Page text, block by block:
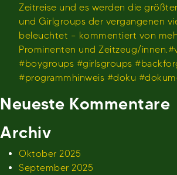
Zeitreise und es werden die
und Girlgroups der vergangenen
beleuchtet – kommentiert von
Prominenten und Zeitzeug/
#boygroups #girlsgroups
#programmhinweis #doku
Neueste Kommentare
Archiv
Oktober 2025
September 2025